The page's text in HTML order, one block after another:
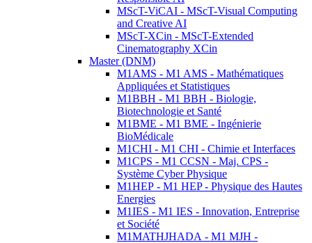
MScT-ViCAI - MScT-Visual Computing
and Creative AI
MScT-XCin - MScT-Extended
Cinematography XCin
Master (DNM)
M1AMS - M1 AMS - Mathématiques
Appliquées et Statistiques
M1BBH - M1 BBH - Biologie,
Biotechnologie et Santé
M1BME - M1 BME - Ingénierie
BioMédicale
M1CHI - M1 CHI - Chimie et Interfaces
M1CPS - M1 CCSN - Maj. CPS -
Système Cyber Physique
M1HEP - M1 HEP - Physique des Hautes
Energies
M1IES - M1 IES - Innovation, Entreprise
et Société
M1MATHJHADA - M1 MJH -